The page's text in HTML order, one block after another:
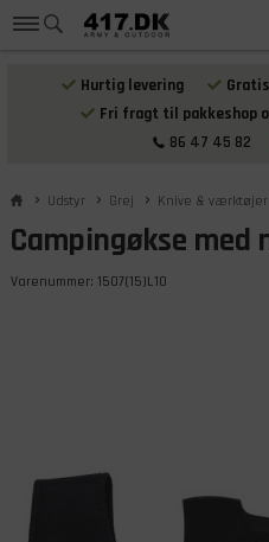
Hurtig levering
Fri fragt til pakkeshop
86 47 45 82
Udstyr Grej Knive & værktøjer
Campingøkse med
Varenummer: 1507(15)L10